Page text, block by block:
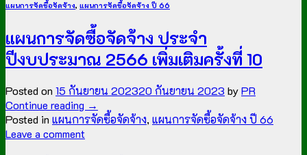
แผนการจัดซื้อจัดจ้าง, แผนการจัดซื้อจัดจ้าง ปี 66
แผนการจัดซื้อจัดจ้าง ประจำ
ปีงบประมาณ 2566 เพิ่มเติมครั้งที่ 10
Posted on 15 กันยายน 202320 กันยายน 2023 byPR
Continue reading →
Posted in แผนการจัดซื้อจัดจ้าง, แผนการจัดซื้อจัดจ้าง ปี 66
Leave a comment